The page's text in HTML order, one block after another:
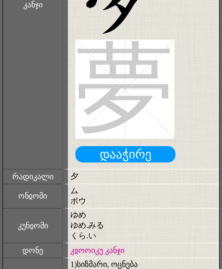
კანჯი
夢
დააჭირე
რადიკალი 夕
ონჲომი
ム
ボウ
კუნჲომი
ゆめ
ゆめ.みる
くら.い
დონე
კჲოოიკუ კანჯი
1)სიზმარი, ოცნება